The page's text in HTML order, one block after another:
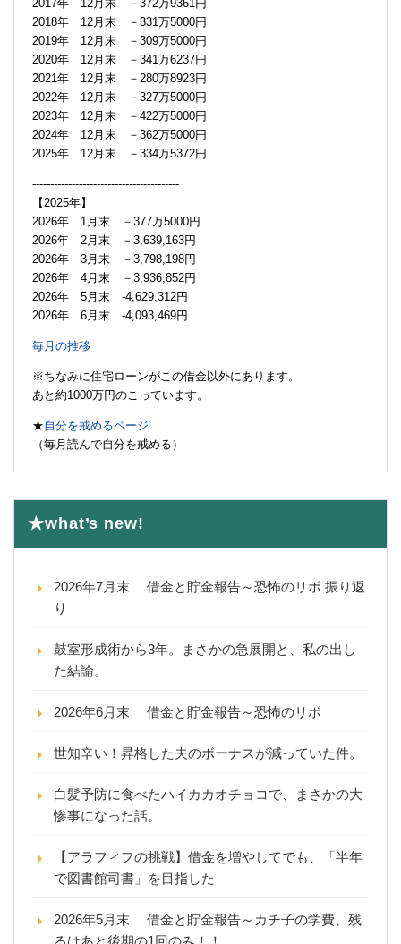
2017年 12月末 －372万9361円
2018年 12月末 －331万5000円
2019年 12月末 －309万5000円
2020年 12月末 －341万6237円
2021年 12月末 －280万8923円
2022年 12月末 －327万5000円
2023年 12月末 －422万5000円
2024年 12月末 －362万5000円
2025年 12月末 －334万5372円
-----------------------------------------
【2025年】
2026年 1月末 －377万5000円
2026年 2月末 －3,639,163円
2026年 3月末 －3,798,198円
2026年 4月末 －3,936,852円
2026年 5月末 -4,629,312円
2026年 6月末 -4,093,469円
毎月の推移
※ちなみに住宅ローンがこの借金以外にあります。
あと約1000万円のこっています。
★自分を戒めるページ
（毎月読んで自分を戒める）
★what’s new!
2026年7月末 借金と貯金報告～恐怖のリボ 振り返
り
鼓室形成術から3年。まさかの急展開と、私の出し
た結論。
2026年6月末 借金と貯金報告～恐怖のリボ
世知辛い！昇格した夫のボーナスが減っていた件。
白髪予防に食べたハイカカオチョコで、まさかの大
惨事になった話。
【アラフィフの挑戦】借金を増やしてでも、「半年
で図書館司書」を目指した
2026年5月末 借金と貯金報告～カチ子の学費、残